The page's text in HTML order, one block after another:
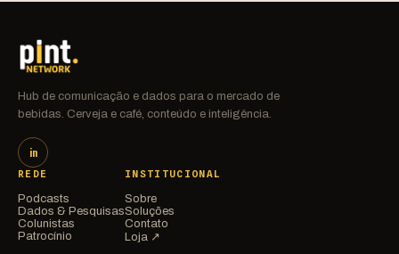
Hub de comunicação e dados para o mercado de
bebidas. Cerveja e café, conteúdo e inteligência.
in
REDE
Podcasts
Dados & Pesquisas
Colunistas
Patrocínio
INSTITUCIONAL
Sobre
Soluções
Contato
Loja ↗